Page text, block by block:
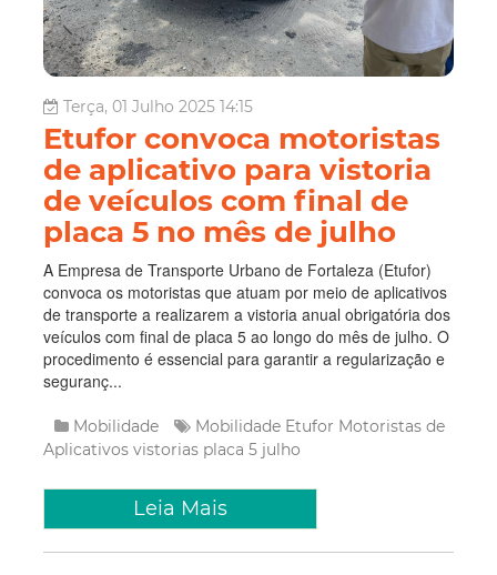
Terça, 01 Julho 2025 14:15
Etufor convoca motoristas
de aplicativo para vistoria
de veículos com final de
placa 5 no mês de julho
A Empresa de Transporte Urbano de Fortaleza (Etufor)
convoca os motoristas que atuam por meio de aplicativos
de transporte a realizarem a vistoria anual obrigatória dos
veículos com final de placa 5 ao longo do mês de julho. O
procedimento é essencial para garantir a regularização e
seguranç...
Mobilidade Mobilidade Etufor Motoristas de
Aplicativos vistorias placa 5 julho
Leia Mais